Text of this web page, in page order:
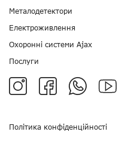
Політика конфіденційності
Металодетектори
Електроживлення
Охоронні системи Ajax
Послуги